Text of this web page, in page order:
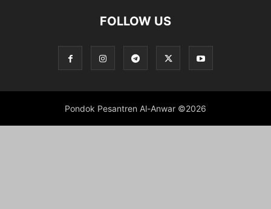
FOLLOW US
Pondok Pesantren Al-Anwar ©2026